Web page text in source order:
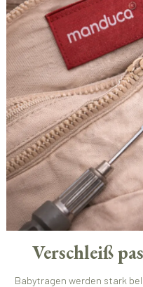
Verschleiß
Babytragen werden stark